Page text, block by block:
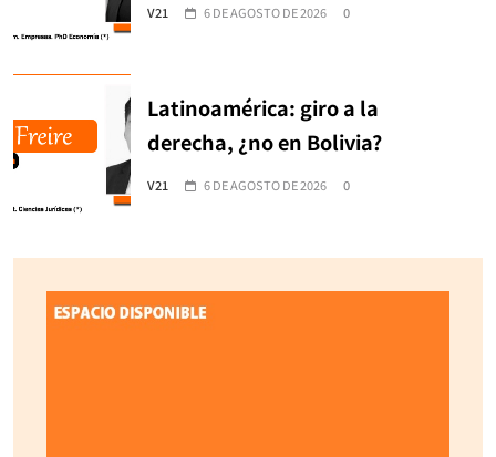
V21 6 DE AGOSTO DE 2026 0
Latinoamérica: giro a la
derecha, ¿no en Bolivia?
V21 6 DE AGOSTO DE 2026 0